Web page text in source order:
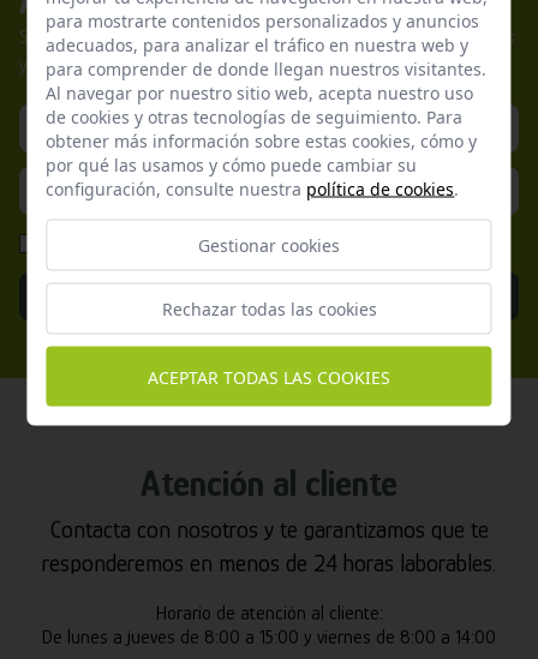
Suscríbete a nuestra newsletter y no te pierdas nuestras ofertas
y promociones exclusivas.
He leído y acepto laPolítica de Privacidad
Enviar
Atención al cliente
Contacta con nosotros y te garantizamos que te
responderemos en menos de 24 horas laborables.
Horario de atención al cliente:
De lunes a jueves de 8:00 a 15:00 y viernes de 8:00 a 14:00
para mostrarte contenidos personalizados y anuncios
adecuados, para analizar el tráfico en nuestra web y
para comprender de donde llegan nuestros visitantes.
Al navegar por nuestro sitio web, acepta nuestro uso
de cookies y otras tecnologías de seguimiento. Para
obtener más información sobre estas cookies, cómo y
por qué las usamos y cómo puede cambiar su
configuración, consulte nuestra política de cookies.
Gestionar cookies
Rechazar todas las cookies
ACEPTAR TODAS LAS COOKIES